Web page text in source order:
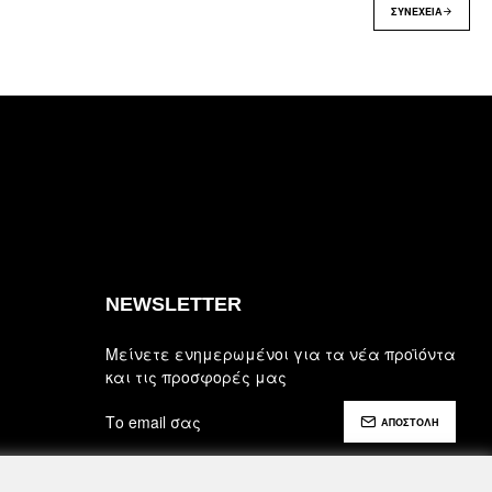
ΣΥΝΈΧΕΙΑ
NEWSLETTER
Μείνετε ενημερωμένοι για τα νέα προϊόντα
και τις προσφορές μας
ΑΠΟΣΤΟΛΗ